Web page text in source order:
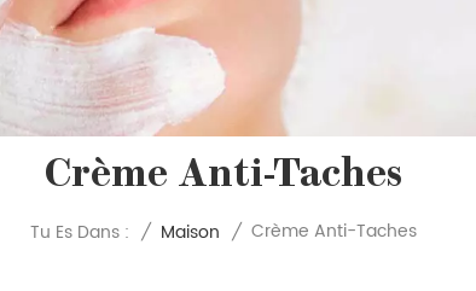
Crème Anti-Taches
Tu Es Dans : / Maison / Crème Anti-Taches